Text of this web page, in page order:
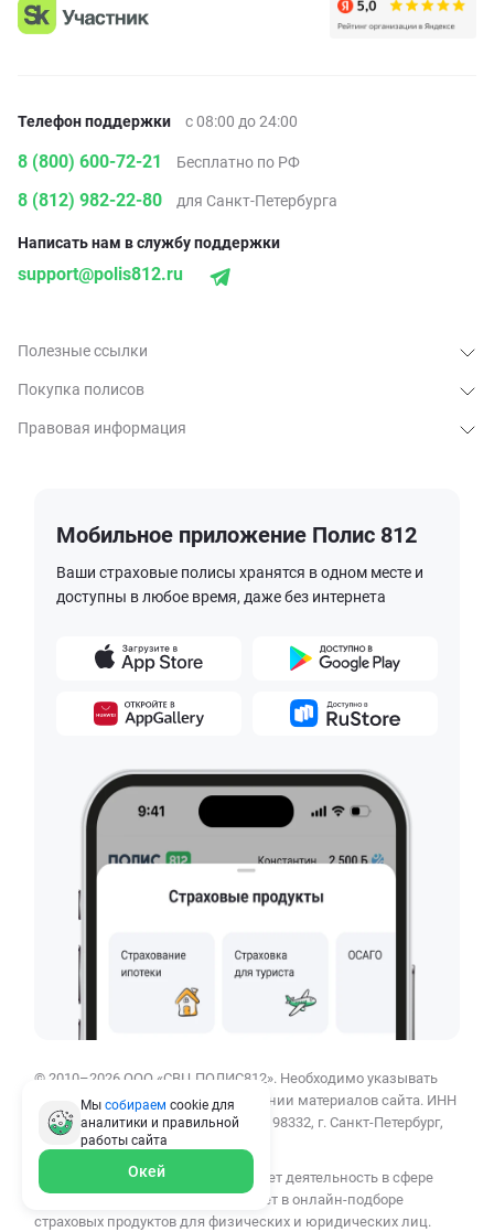
Полезные ссылки
Покупка полисов
Правовая информация
Телефон поддержки с 08:00 до 24:00
8 (800) 600-72-21 Бесплатно по РФ
8 (812) 982-22-80 для Санкт-Петербурга
Написать нам в службу поддержки
support@polis812.ru
Мобильное приложение Полис 812
Ваши страховые полисы хранятся в одном месте и
доступны в любое время, даже без интернета
© 2010–2026 ООО «СВЦ ПОЛИС812». Необходимо указывать
ссылку polis812.ru при использовании материалов сайта. ИНН
7807384453, ОГРН 1137847389162, 198332, г. Санкт-Петербург,
Ленинский пр-кт, д. 90.
ООО «СВЦ ПОЛИС812» осуществляет деятельность в сфере
финансовых услуг: сервис помогает в онлайн-подборе
страховых продуктов для физических и юридических лиц.
Мы собираем cookie для
аналитики и правильной
работы сайта
Окей